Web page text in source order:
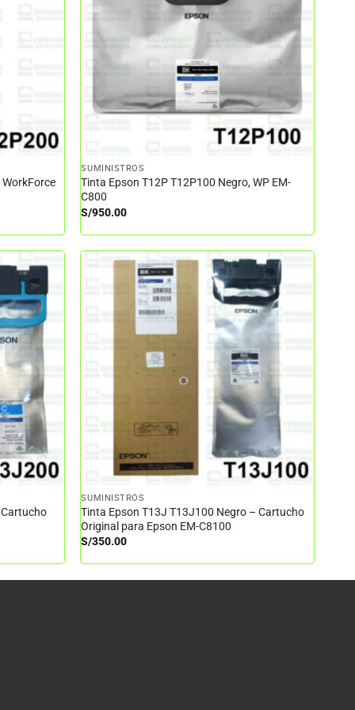
SUMINISTROS
Tinta Epson T12P T12P100 Negro, WP EM-
C800
S/950.00
SUMINISTROS
Tinta Epson T13J T13J100 Negro – Cartucho
Original para Epson EM-C8100
S/350.00